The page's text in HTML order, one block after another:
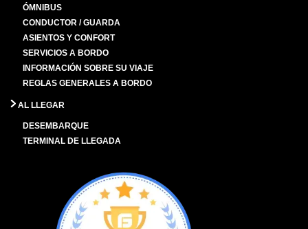
ÓMNIBUS
CONDUCTOR / GUARDA
ASIENTOS Y CONFORT
SERVICIOS A BORDO
INFORMACIÓN SOBRE SU VIAJE
REGLAS GENERALES A BORDO
AL LLEGAR
DESEMBARQUE
TERMINAL DE LLEGADA